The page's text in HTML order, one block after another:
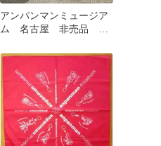
アンパンマンミュージア
ム 名古屋 非売品 限
ポーチ